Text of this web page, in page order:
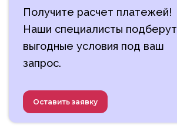
Получите расчет платежей!
Наши специалисты подберут
выгодные условия под ваш
запрос.
Оставить заявку